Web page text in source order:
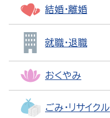
結婚・離婚
就職・退職
おくやみ
ごみ・リサイクル